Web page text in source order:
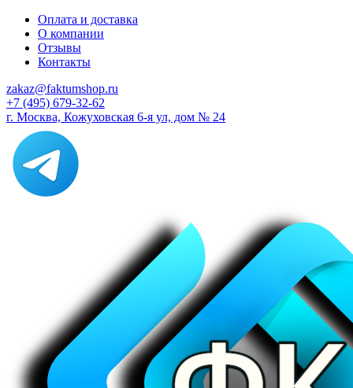
Оплата и доставка
О компании
Отзывы
Контакты
zakaz@faktumshop.ru
+7 (495) 679-32-62
г. Москва, Кожуховская 6-я ул, дом № 24